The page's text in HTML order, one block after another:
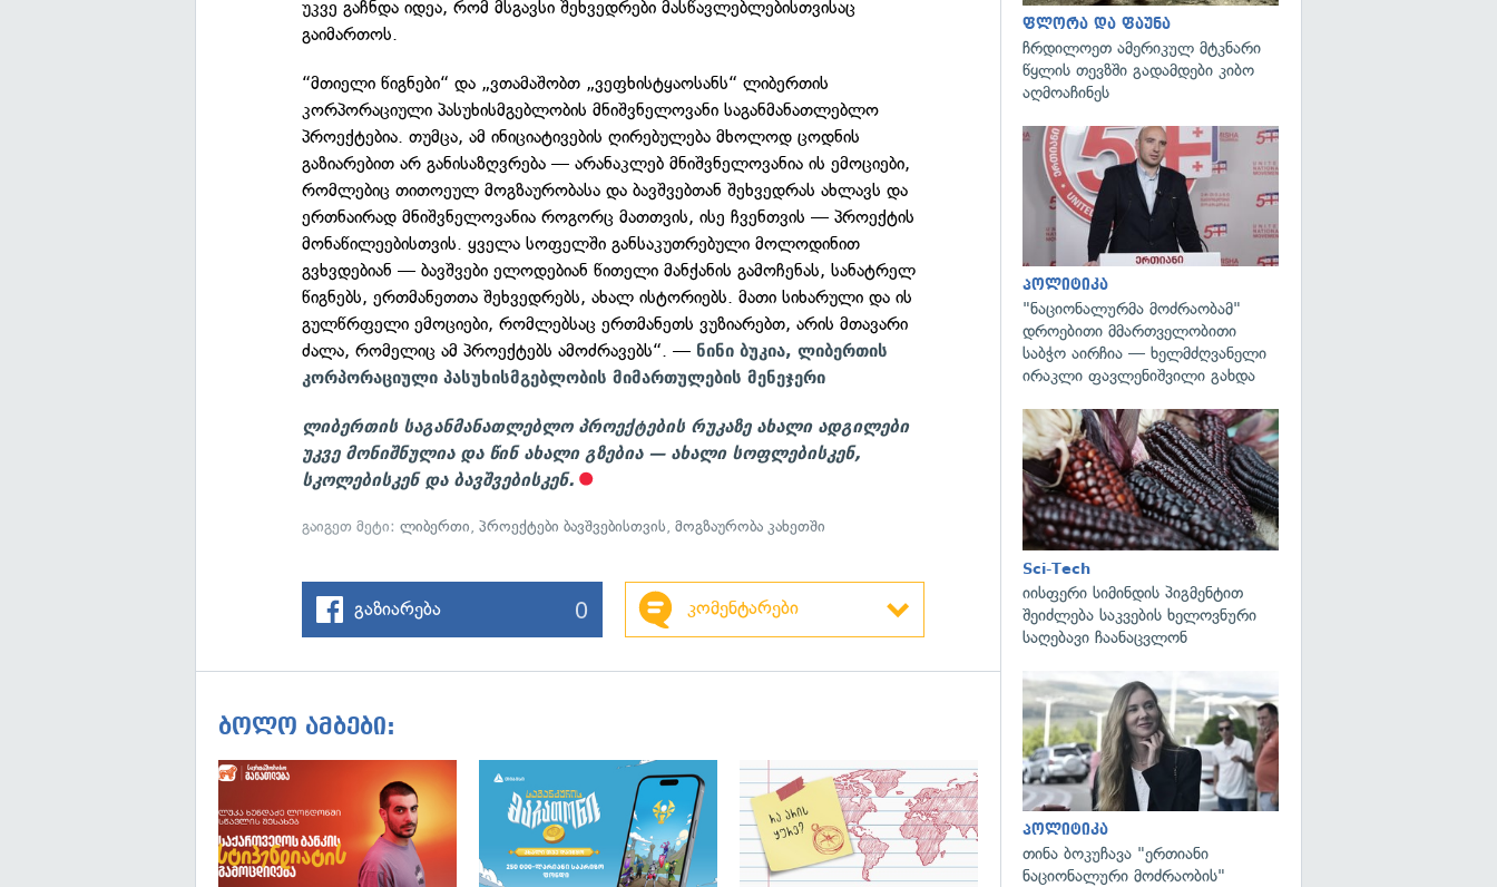
უკვე გაჩნდა იდეა, რომ მსგავსი შეხვედრები მასწავლებლებისთვისაც
გაიმართოს.
“მთიელი წიგნები“ და „ვთამაშობთ „ვეფხისტყაოსანს“ ლიბერთის
კორპორაციული პასუხისმგებლობის მნიშვნელოვანი საგანმანათლებლო
პროექტებია. თუმცა, ამ ინიციატივების ღირებულება მხოლოდ ცოდნის
გაზიარებით არ განისაზღვრება — არანაკლებ მნიშვნელოვანია ის ემოციები,
რომლებიც თითოეულ მოგზაურობასა და ბავშვებთან შეხვედრას ახლავს და
ერთნაირად მნიშვნელოვანია როგორც მათთვის, ისე ჩვენთვის — პროექტის
მონაწილეებისთვის. ყველა სოფელში განსაკუთრებული მოლოდინით
გვხვდებიან — ბავშვები ელოდებიან წითელი მანქანის გამოჩენას, სანატრელ
წიგნებს, ერთმანეთთა შეხვედრებს, ახალ ისტორიებს. მათი სიხარული და ის
გულწრფელი ემოციები, რომლებსაც ერთმანეთს ვუზიარებთ, არის მთავარი
ძალა, რომელიც ამ პროექტებს ამოძრავებს“. — ნინი ბუკია, ლიბერთის
კორპორაციული პასუხისმგებლობის მიმართულების მენეჯერი
ლიბერთის საგანმანათლებლო პროექტების რუკაზე ახალი ადგილები
უკვე მონიშნულია და წინ ახალი გზებია — ახალი სოფლებისკენ,
სკოლებისკენ და ბავშვებისკენ.
გაიგეთ მეტი:ლიბერთი,პროექტები ბავშვებისთვის,მოგზაურობა კახეთში
გაზიარება 0 კომენტარები
ბოლო ამბები:
ფლორა და ფაუნა
ჩრდილოეთ ამერიკულ მტკნარი
წყლის თევზში გადამდები კიბო
აღმოაჩინეს
პოლიტიკა
"ნაციონალურმა მოძრაობამ"
დროებითი მმართველობითი
საბჭო აირჩია — ხელმძღვანელი
ირაკლი ფავლენიშვილი გახდა
Sci-Tech
იისფერი სიმინდის პიგმენტით
შეიძლება საკვების ხელოვნური
საღებავი ჩაანაცვლონ
პოლიტიკა
თინა ბოკუჩავა "ერთიანი
ნაციონალური მოძრაობის"